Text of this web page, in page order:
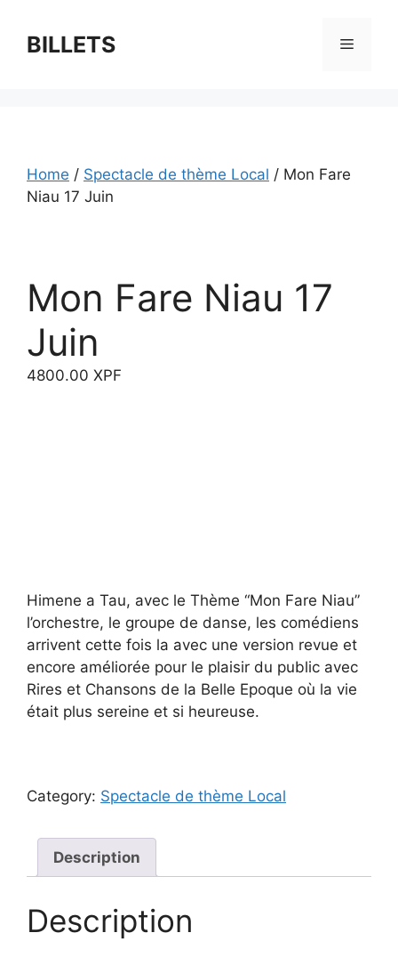
contentBILLETS Menu
Home / Spectacle de thème Local / Mon Fare
Niau 17 Juin
Mon Fare Niau 17
Juin
4800.00 XPF
Himene a Tau, avec le Thème “Mon Fare Niau”
l’orchestre, le groupe de danse, les comédiens
arrivent cette fois la avec une version revue et
encore améliorée pour le plaisir du public avec
Rires et Chansons de la Belle Epoque où la vie
était plus sereine et si heureuse.
Category: Spectacle de thème Local
Description
Description